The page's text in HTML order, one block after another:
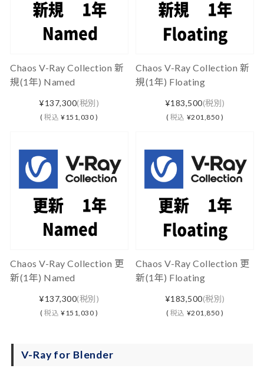
Chaos V-Ray Collection 新
規(1年) Named
¥137,300(税別)
(税込 ¥151,030 )
Chaos V-Ray Collection 新
規(1年) Floating
¥183,500(税別)
( 税込 ¥201,850 )
Chaos V-Ray Collection 更
新(1年) Named
¥137,300(税別)
(税込 ¥151,030 )
Chaos V-Ray Collection 更
新(1年) Floating
¥183,500(税別)
( 税込 ¥201,850 )
V-Ray for Blender